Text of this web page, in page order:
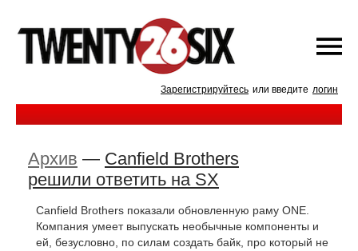
Зарегистрируйтесь или введите логин
Архив — Canfield Brothers
решили ответить на SX
Canfield Brothers показали обновленную раму ONE.
Компания умеет выпускать необычные компоненты и
ей, безусловно, по силам создать байк, про который не